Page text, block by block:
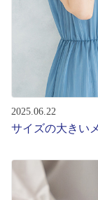
2025.06.22
サイズの大きい